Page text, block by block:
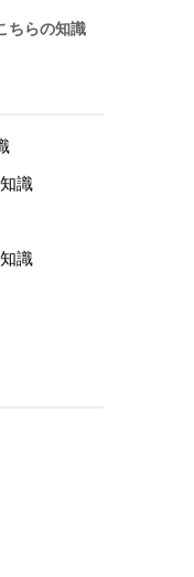
ちらの知識
識
識